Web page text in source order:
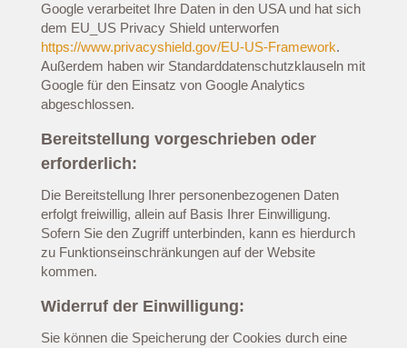
Google verarbeitet Ihre Daten in den USA und hat sich
dem EU_US Privacy Shield unterworfen
https://www.privacyshield.gov/EU-US-Framework.
Außerdem haben wir Standarddatenschutzklauseln mit
Google für den Einsatz von Google Analytics
abgeschlossen.
Bereitstellung vorgeschrieben oder
erforderlich:
Die Bereitstellung Ihrer personenbezogenen Daten
erfolgt freiwillig, allein auf Basis Ihrer Einwilligung.
Sofern Sie den Zugriff unterbinden, kann es hierdurch
zu Funktionseinschränkungen auf der Website
kommen.
Widerruf der Einwilligung:
Sie können die Speicherung der Cookies durch eine